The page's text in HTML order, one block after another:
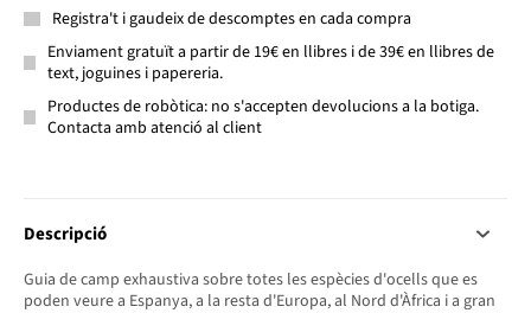
Registra't i gaudeix de descomptes en cada compra
Enviament gratuït a partir de 19€ en llibres i de 39€ en llibres de
text, joguines i papereria.
Productes de robòtica: no s'accepten devolucions a la botiga.
Contacta amb atenció al client
Descripció
Guia de camp exhaustiva sobre totes les espècies d'ocells que es
poden veure a Espanya, a la resta d'Europa, al Nord d'Àfrica i a gran